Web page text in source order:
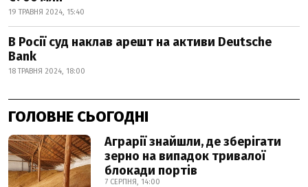
19 ТРАВНЯ 2024, 15:40
В Росії суд наклав арешт на активи Deutsche
Bank
18 ТРАВНЯ 2024, 18:00
ГОЛОВНЕ СЬОГОДНІ
Аграрії знайшли, де зберігати
зерно на випадок тривалої
блокади портів
7 СЕРПНЯ, 14:00